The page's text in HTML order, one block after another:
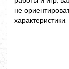
не
характеристики.